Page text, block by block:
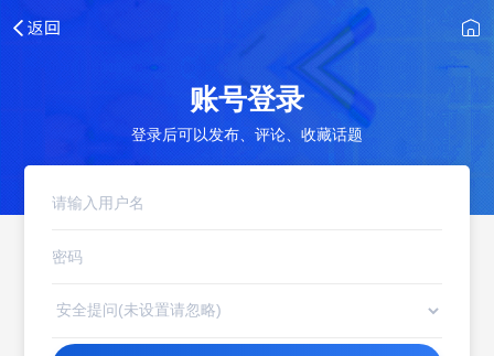
账号登录
登录后可以发布、评论、收藏话题